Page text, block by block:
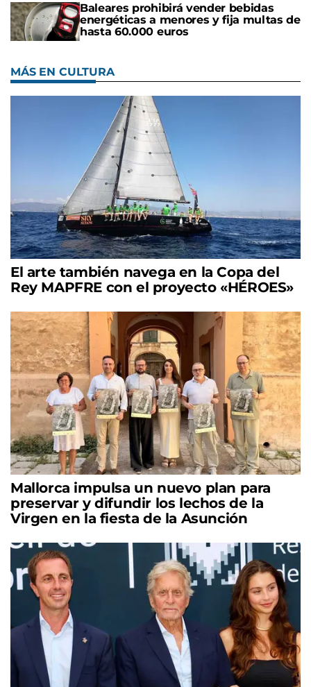
Baleares prohibirá vender bebidas
energéticas a menores y fija multas de
hasta 60.000 euros
MÁS EN CULTURA
El arte también navega en la Copa del
Rey MAPFRE con el proyecto «HÉROES»
Mallorca impulsa un nuevo plan para
preservar y difundir los lechos de la
Virgen en la fiesta de la Asunción